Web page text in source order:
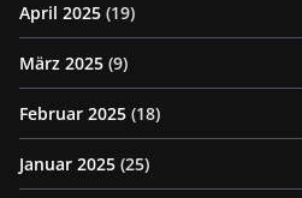
April 2025 (19)
März 2025 (9)
Februar 2025 (18)
Januar 2025 (25)